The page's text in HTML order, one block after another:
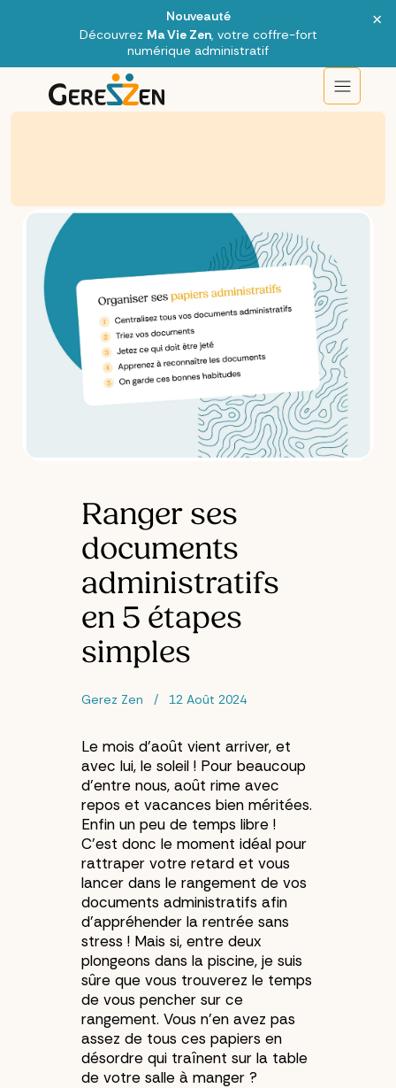
Ranger ses
documents
administratifs
en 5 étapes
simples
Gerez Zen 12 Août 2024
Le mois d’août vient arriver, et
avec lui, le soleil ! Pour beaucoup
d’entre nous, août rime avec
repos et vacances bien méritées.
Enfin un peu de temps libre !
C’est donc le moment idéal pour
rattraper votre retard et vous
lancer dans le rangement de vos
documents administratifs afin
d’appréhender la rentrée sans
stress ! Mais si, entre deux
plongeons dans la piscine, je suis
sûre que vous trouverez le temps
de vous pencher sur ce
rangement. Vous n’en avez pas
assez de tous ces papiers en
désordre qui traînent sur la table
de votre salle à manger ?
×
Nouveauté
Découvrez Ma Vie Zen, votre coffre-fort
numérique administratif